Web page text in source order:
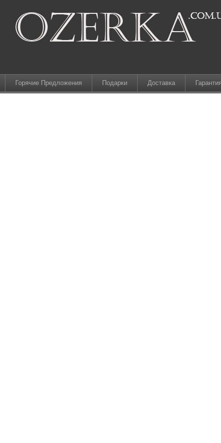
Горячие Предложения Подарки Доставка